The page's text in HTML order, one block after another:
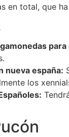
en total, que
nueva españa:
los